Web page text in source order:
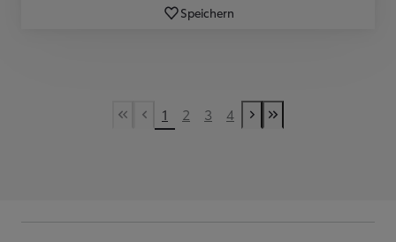
Speichern
First Page
Vorherige Seite
1 2 3 4
Nächste Seite
Last Page